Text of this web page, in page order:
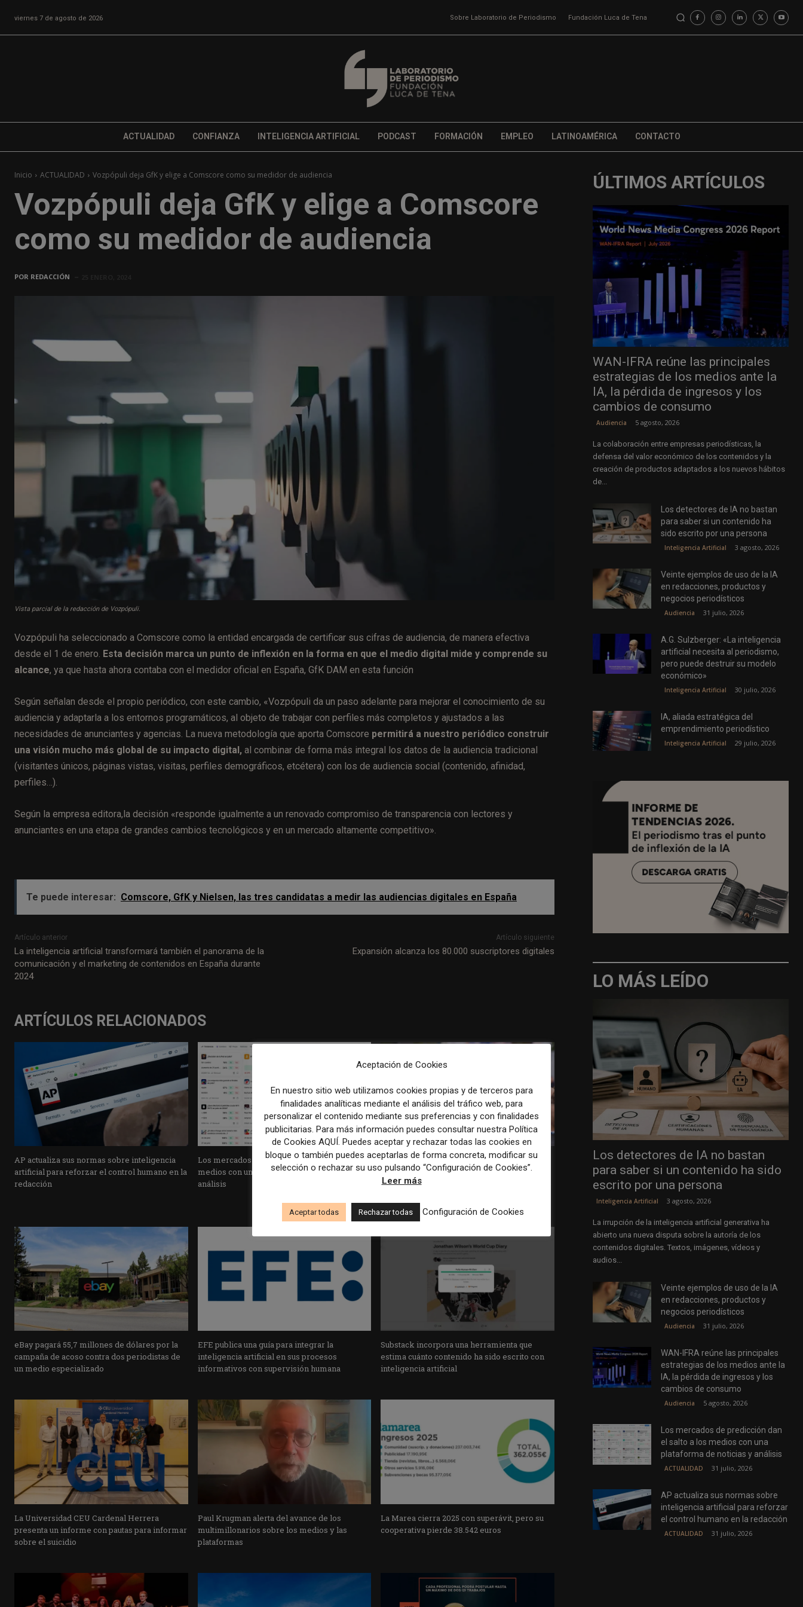
viernes 7 de agosto de 2026 Sobre Laboratorio de Periodismo Fundación Luca de Tena
ACTUALIDAD CONFIANZA INTELIGENCIA ARTIFICIAL PODCAST FORMACIÓN EMPLEO LATINOAMÉRICA CONTACTO
Inicio ACTUALIDAD Vozpópuli deja GfK y elige a Comscore como su medidor de audiencia
Vozpópuli deja GfK y elige a Comscore
como su medidor de audiencia
POR REDACCIÓN
Vista parcial de la redacción de Vozpópuli.
Vozpópuli ha seleccionado a Comscore como la entidad encargada de certificar sus cifras de audiencia, de manera efectiva
desde el 1 de enero. Esta decisión marca un punto de inflexión en la forma en que el medio digital mide y comprende su
alcance, ya que hasta ahora contaba con el medidor oficial en España, GfK DAM en esta función
Según señalan desde el propio periódico, con este cambio, «Vozpópuli da un paso adelante para mejorar el conocimiento de su
audiencia y adaptarla a los entornos programáticos, al objeto de trabajar con perfiles más completos y ajustados a las
necesidades de anunciantes y agencias. La nueva metodología que aporta Comscore permitirá a nuestro periódico construir
una visión mucho más global de su impacto digital, al combinar de forma más integral los datos de la audiencia tradicional
(visitantes únicos, páginas vistas, visitas, perfiles demográficos, etcétera) con los de audiencia social (contenido, afinidad,
perfiles…).
Según la empresa editora,la decisión «responde igualmente a un renovado compromiso de transparencia con lectores y
anunciantes en una etapa de grandes cambios tecnológicos y en un mercado altamente competitivo».
Te puede interesar: Comscore, GfK y Nielsen, las tres candidatas a medir las audiencias digitales en España
Artículo anterior
La inteligencia artificial transformará también el panorama de la
comunicación y el marketing de contenidos en España durante
2024
Artículo siguiente
Expansión alcanza los 80.000 suscriptores digitales
ARTÍCULOS RELACIONADOS
AP actualiza sus normas sobre inteligencia
artificial para reforzar el control humano en la
redacción
Los mercados de predicción dan el salto a los
medios con una plataforma de noticias y
análisis
Los Colegios de Periodistas piden al
Ministerio de Política Territorial y a la
Agencia EFE que rectifiquen convocatorias de
eBay pagará 55,7 millones de dólares por la
campaña de acoso contra dos periodistas de
un medio especializado
EFE publica una guía para integrar la
inteligencia artificial en sus procesos
informativos con supervisión humana
Substack incorpora una herramienta que
estima cuánto contenido ha sido escrito con
inteligencia artificial
La Universidad CEU Cardenal Herrera
presenta un informe con pautas para informar
sobre el suicidio
Paul Krugman alerta del avance de los
multimillonarios sobre los medios y las
plataformas
La Marea cierra 2025 con superávit, pero su
cooperativa pierde 38.542 euros
ÚLTIMOS ARTÍCULOS
WAN-IFRA reúne las principales
estrategias de los medios ante la
IA, la pérdida de ingresos y los
cambios de consumo
Audiencia 5 agosto, 2026
La colaboración entre empresas periodísticas, la
defensa del valor económico de los contenidos y la
creación de productos adaptados a los nuevos hábitos
de...
Los detectores de IA no bastan
para saber si un contenido ha
sido escrito por una persona
Inteligencia Artificial 3 agosto, 2026
Veinte ejemplos de uso de la IA
en redacciones, productos y
negocios periodísticos
Audiencia 31 julio, 2026
A.G. Sulzberger: «La inteligencia
artificial necesita al periodismo,
pero puede destruir su modelo
económico»
Inteligencia Artificial 30 julio, 2026
IA, aliada estratégica del
emprendimiento periodístico
Inteligencia Artificial 29 julio, 2026
LO MÁS LEÍDO
Los detectores de IA no bastan
para saber si un contenido ha sido
escrito por una persona
Inteligencia Artificial 3 agosto, 2026
La irrupción de la inteligencia artificial generativa ha
abierto una nueva disputa sobre la autoría de los
contenidos digitales. Textos, imágenes, vídeos y
audios...
Veinte ejemplos de uso de la IA
en redacciones, productos y
negocios periodísticos
Audiencia 31 julio, 2026
WAN-IFRA reúne las principales
estrategias de los medios ante la
IA, la pérdida de ingresos y los
cambios de consumo
Audiencia 5 agosto, 2026
Los mercados de predicción dan
el salto a los medios con una
plataforma de noticias y análisis
ACTUALIDAD 31 julio, 2026
AP actualiza sus normas sobre
inteligencia artificial para reforzar
el control humano en la redacción
ACTUALIDAD 31 julio, 2026
Aceptación de Cookies
En nuestro sitio web utilizamos cookies propias y de terceros para
finalidades analíticas mediante el análisis del tráfico web, para
personalizar el contenido mediante sus preferencias y con finalidades
publicitarias. Para más información puedes consultar nuestra Política
de Cookies AQUÍ. Puedes aceptar y rechazar todas las cookies en
bloque o también puedes aceptarlas de forma concreta, modificar su
selección o rechazar su uso pulsando “Configuración de Cookies”.
Leer más
Aceptar todas Rechazar todas Configuración de Cookies